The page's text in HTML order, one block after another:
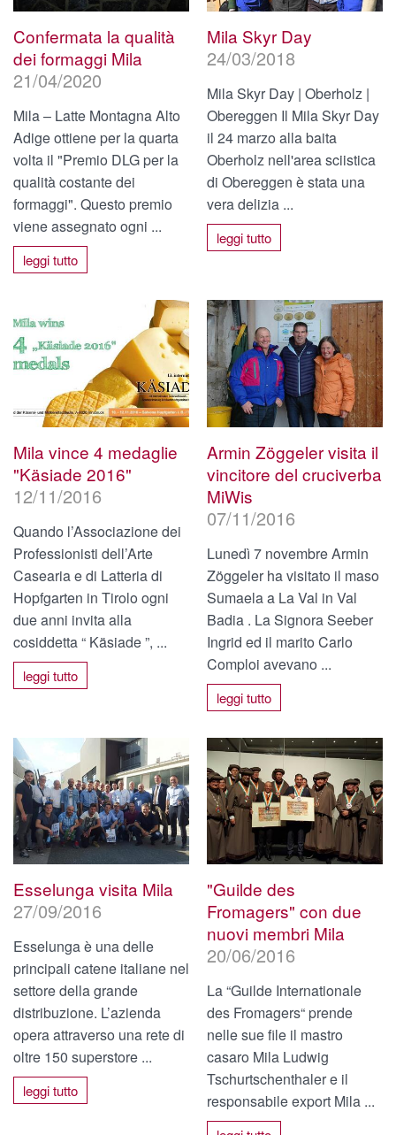
Il prodotto
Produzione
Il Consorzio
Ricette
News e Eventi
News
Contatto
Confermata la qualità
dei formaggi Mila
21/04/2020
Mila – Latte Montagna Alto
Adige ottiene per la quarta
volta il "Premio DLG per la
qualità costante dei
formaggi". Questo premio
viene assegnato ogni ...
leggi tutto
Mila Skyr Day
24/03/2018
Mila Skyr Day | Oberholz |
Obereggen Il Mila Skyr Day
il 24 marzo alla baita
Oberholz nell'area sciistica
di Obereggen è stata una
vera delizia ...
leggi tutto
Mila vince 4 medaglie
"Käsiade 2016"
12/11/2016
Quando l’Associazione dei
Professionisti dell’Arte
Casearia e di Latteria di
Hopfgarten in Tirolo ogni
due anni invita alla
cosiddetta “ Käsiade ”, ...
leggi tutto
Armin Zöggeler visita il
vincitore del cruciverba
MiWis
07/11/2016
Lunedì 7 novembre Armin
Zöggeler ha visitato il maso
Sumaela a La Val in Val
Badia . La Signora Seeber
Ingrid ed il marito Carlo
Comploi avevano ...
leggi tutto
Esselunga visita Mila
27/09/2016
Esselunga è una delle
principali catene italiane nel
settore della grande
distribuzione. L’azienda
opera attraverso una rete di
oltre 150 superstore ...
leggi tutto
"Guilde des
Fromagers" con due
nuovi membri Mila
20/06/2016
La “Guilde Internationale
des Fromagers“ prende
nelle sue file il mastro
casaro Mila Ludwig
Tschurtschenthaler e il
responsabile export Mila ...